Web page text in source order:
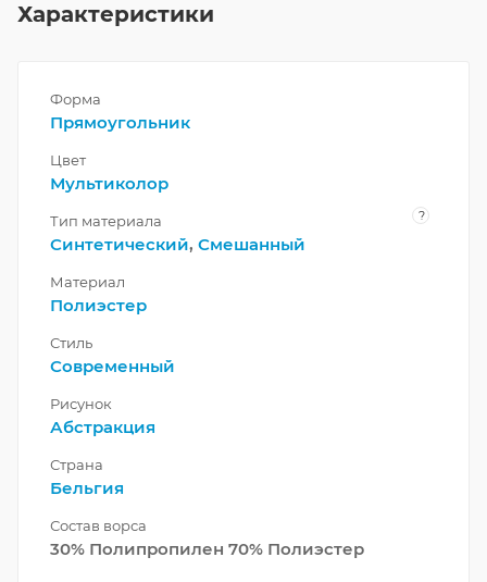
Характеристики
Форма
Прямоугольник
Цвет
Мультиколор
Тип материала ?
Синтетический, Смешанный
Материал
Полиэстер
Стиль
Современный
Рисунок
Абстракция
Страна
Бельгия
Состав ворса
30% Полипропилен 70% Полиэстер